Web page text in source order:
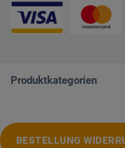
Produktkategorien
BESTELLUNG